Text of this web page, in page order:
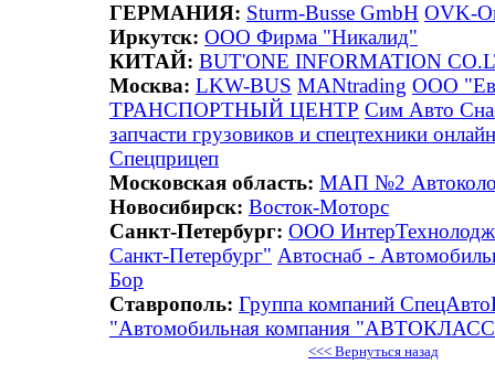
ГЕРМАНИЯ: Sturm-Busse GmbH OVK-
Иркутск: ООО Фирма "Никалид"
КИТАЙ: BUT'ONE INFORMATION
Москва: LKW-BUS MANtrading ООО
ТРАНСПОРТНЫЙ ЦЕНТР Сим Авто
запчасти грузовиков и спецтехники
Спецприцеп
Московская область: МАП №2
Новосибирск: Восток-Моторс
Санкт-Петербург: ООО
Санкт-Петербург" Автоснаб -
Бор
Ставрополь: Группа компаний
"Автомобильная компания
<<< Вернуться назад